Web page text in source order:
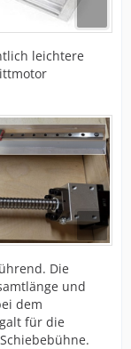
leichtere
Die
und
dem
für die